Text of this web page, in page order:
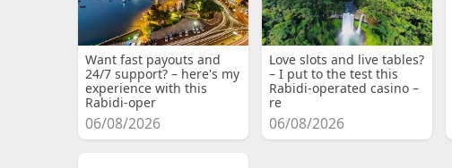
Want fast payouts and
24/7 support? – here's my
experience with this
Rabidi-oper
06/08/2026
Love slots and live tables?
– I put to the test this
Rabidi-operated casino –
re
06/08/2026